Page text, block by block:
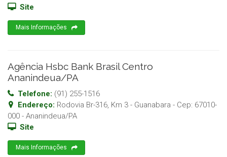
Site
Mais Informações
Agência Hsbc Bank Brasil Centro
Ananindeua/PA
Telefone: (91) 255-1516
Endereço: Rodovia Br-316, Km 3 - Guanabara - Cep: 67010-
000 - Ananindeua/PA
Site
Mais Informações